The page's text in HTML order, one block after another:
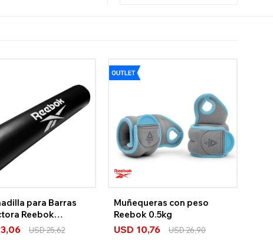
para Barras
Reebok
USD25,62
Muñequeras con peso
Reebok 0.5kg
USD 10,76 USD26,90